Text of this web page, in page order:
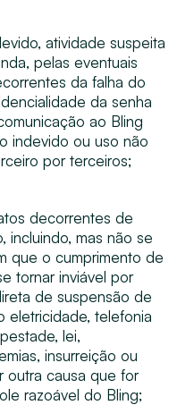
atividade suspeita
pelas eventuais
da falha do
da senha
ao Bling
indevido ou uso não
por terceiros;
decorrentes de
incluindo, mas não se
que o cumprimento de
tornar inviável por
de suspensão de
eletricidade, telefonia
lei,
insurreição ou
outra causa que for
razoável do Bling;